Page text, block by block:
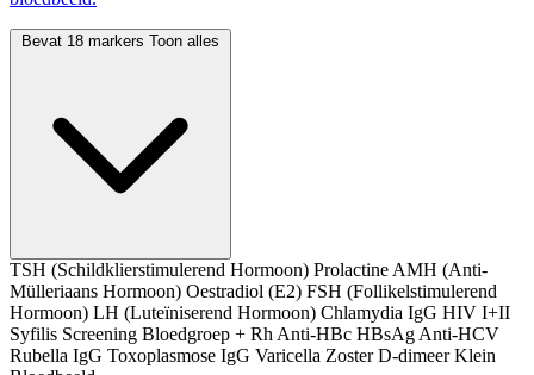
Bevat 18 markers Toon alles
TSH (Schildklierstimulerend Hormoon) Prolactine AMH (Anti-
Mülleriaans Hormoon) Oestradiol (E2) FSH (Follikelstimulerend
Hormoon) LH (Luteïniserend Hormoon) Chlamydia IgG HIV I+II
Syfilis Screening Bloedgroep + Rh Anti-HBc HBsAg Anti-HCV
Rubella IgG Toxoplasmose IgG Varicella ZosterD-dimeerKlein